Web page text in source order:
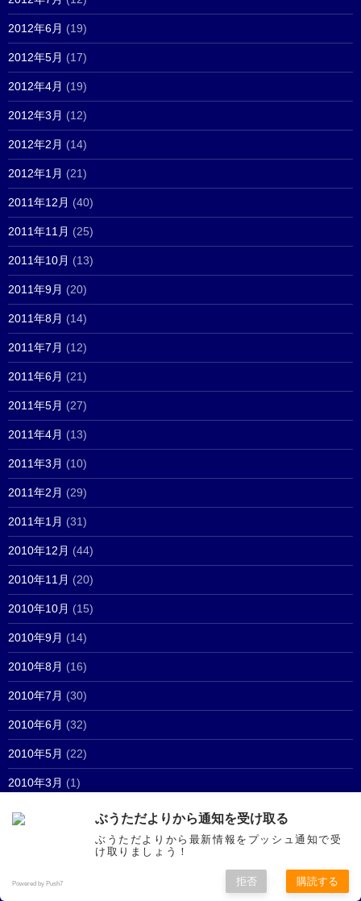
2012年6月 (19)
2012年5月 (17)
2012年4月 (19)
2012年3月 (12)
2012年2月 (14)
2012年1月 (21)
2011年12月 (40)
2011年11月 (25)
2011年10月 (13)
2011年9月 (20)
2011年8月 (14)
2011年7月 (12)
2011年6月 (21)
2011年5月 (27)
2011年4月 (13)
2011年3月 (10)
2011年2月 (29)
2011年1月 (31)
2010年12月 (44)
2010年11月 (20)
2010年10月 (15)
2010年9月 (14)
2010年8月 (16)
2010年7月 (30)
2010年6月 (32)
2010年5月 (22)
2010年3月 (1)
新潟動物ネットワーク
ぶうただよりから通知を受け取る
ぶうただよりから最新情報をプッシュ通知で受
け取りましょう！
Powered by Push7 拒否 購読する